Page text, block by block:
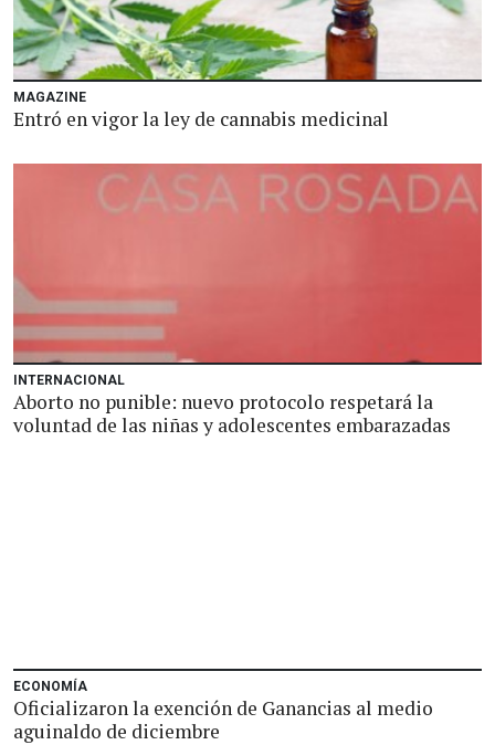
MAGAZINE
Entró en vigor la ley de cannabis medicinal
INTERNACIONAL
Aborto no punible: nuevo protocolo respetará la
voluntad de las niñas y adolescentes embarazadas
ECONOMÍA
Oficializaron la exención de Ganancias al medio
aguinaldo de diciembre